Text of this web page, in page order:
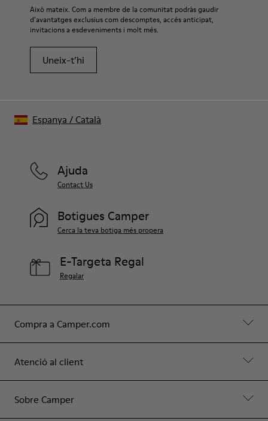
Això mateix. Com a membre de la comunitat podràs gaudir
d’avantatges exclusius com descomptes, accés anticipat,
invitacions a esdeveniments i molt més.
Uneix-t’hi
Compra a Camper.com
Atenció al client
Sobre Camper
Ajuda
Contact Us
Botigues Camper
Cerca la teva botiga més propera
E-Targeta Regal
Regalar
Espanya / Català